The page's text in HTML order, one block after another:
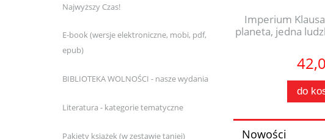
Najwyższy Czas!
E-book (wersje elektroniczne, mobi, pdf,
epub)
BIBLIOTEKA WOLNOŚCI - nasze wydania
Literatura - kategorie tematyczne
Pakiety książek (w zestawie taniej)
Imperium
planeta, jedna
do
Nowości